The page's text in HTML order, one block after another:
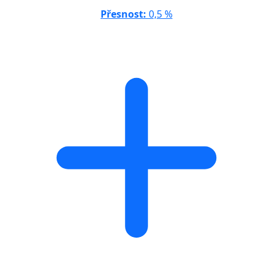
Přesnost: 0,5 %